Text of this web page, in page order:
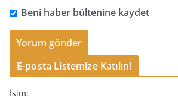
Beni haber bültenine kaydet
E-posta Listemize Katılın!
İsim: